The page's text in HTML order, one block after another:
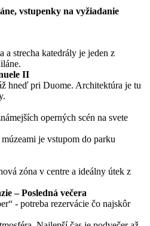
vstupenky na vyžiadanie
a strecha katedrály je jeden z
II
hneď pri Duome. Architektúra je tu
operných scén na svete
je vstupom do parku
zóna v centre a ideálny útek z
– Posledná večera
- potreba rezervácie čo najskôr